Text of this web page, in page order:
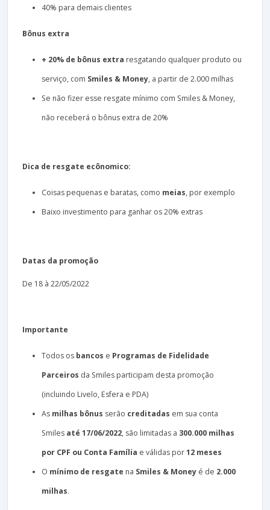
40% para demais clientes
Bônus extra
+ 20% de bônus extra resgatando qualquer produto ou
serviço, com Smiles & Money, a partir de 2.000 milhas
Se não fizer esse resgate mínimo com Smiles & Money,
não receberá o bônus extra de 20%
Dica de resgate ecônomico:
Coisas pequenas e baratas, como meias, por exemplo
Baixo investimento para ganhar os 20% extras
Datas da promoção
De 18 à 22/05/2022
Importante
Todos os bancos e Programas de Fidelidade
Parceiros da Smiles participam desta promoção
(incluindo Livelo, Esfera e PDA)
As milhas bônus serão creditadas em sua conta
Smiles até 17/06/2022, são limitadas a 300.000 milhas
por CPF ou Conta Família e válidas por12 meses
O mínimo de resgate na Smiles & Money é de 2.000
milhas.